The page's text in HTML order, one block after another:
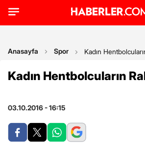
Anasayfa Spor Kadın
Kadın Hentbolcuların
03.10.2016 - 16:15